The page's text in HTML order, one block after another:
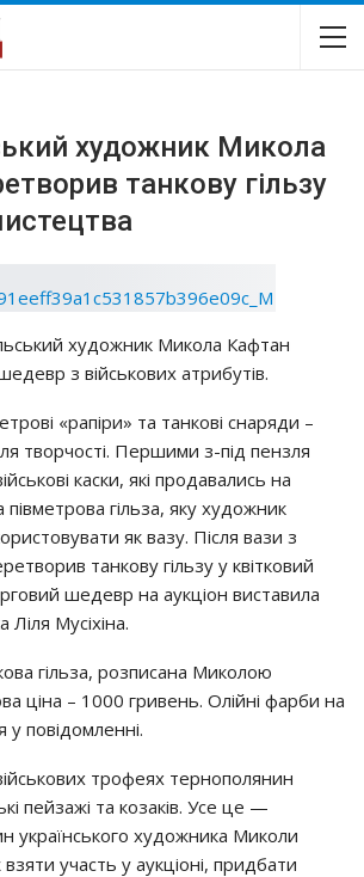
художник Микола
танкову гільзу
художник Микола Кафтан
з військових атрибутів.
«рапіри» та танкові снаряди –
творчості. Першими з-під пензля
каски, які продавались на
півметрова гільза, яку художник
як вазу. Після вази з
танкову гільзу у квітковий
шедевр на аукціон виставила
Мусіхіна.
гільза, розписана Миколою
ціна – 1000 гривень. Олійні фарби на
у повідомленні.
трофеях тернополянин
пейзажі та козаків. Усе це —
українського художника Миколи
участь у аукціоні, придбати